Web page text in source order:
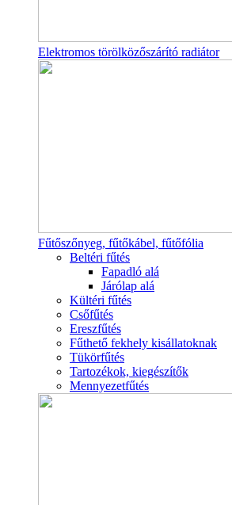
Elektromos törölközőszárító radiátor
Fűtőszőnyeg, fűtőkábel, fűtőfólia
Beltéri fűtés
Fapadló alá
Járólap alá
Kültéri fűtés
Csőfűtés
Ereszfűtés
Fűthető fekhely kisállatoknak
Tükörfűtés
Tartozékok, kiegészítők
Mennyezetfűtés